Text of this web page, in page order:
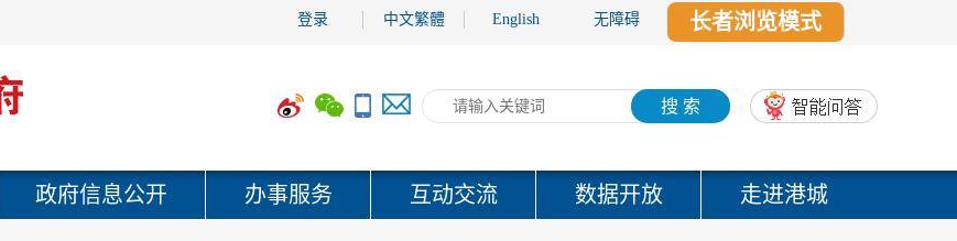
登录 中文繁體 English 无障碍 长者浏览模式
搜 索
政府信息公开 办事服务 互动交流 数据开放 走进港城